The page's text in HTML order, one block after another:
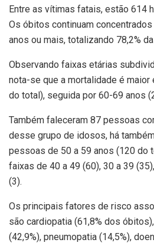
Entre as vítimas fatais, estão 614
Os óbitos continuam
anos ou mais, totalizando 78,2%
Observando faixas etárias
nota-se que a mortalidade é maior
do total), seguida por 60-69 anos
Também faleceram 87 pessoas
desse grupo de idosos, há
pessoas de 50 a 59 anos (120 do
faixas de 40 a 49 (60), 30 a 39
(3).
Os principais fatores de risco
são cardiopatia (61,8% dos
(42,9%), pneumopatia (14,5%),